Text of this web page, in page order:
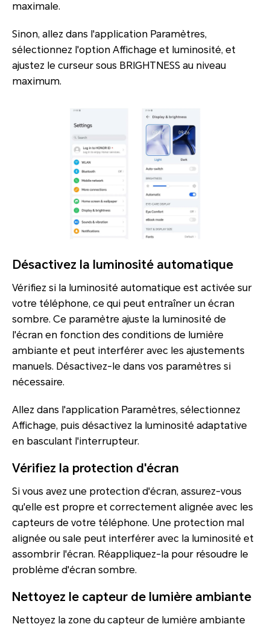
maximale.
Sinon, allez dans l'application Paramètres,
sélectionnez l'option Affichage et luminosité, et
ajustez le curseur sous BRIGHTNESS au niveau
maximum.
Désactivez la luminosité automatique
Vérifiez si la luminosité automatique est activée sur
votre téléphone, ce qui peut entraîner un écran
sombre. Ce paramètre ajuste la luminosité de
l'écran en fonction des conditions de lumière
ambiante et peut interférer avec les ajustements
manuels. Désactivez-le dans vos paramètres si
nécessaire.
Allez dans l'application Paramètres, sélectionnez
Affichage, puis désactivez la luminosité adaptative
en basculant l'interrupteur.
Vérifiez la protection d'écran
Si vous avez une protection d'écran, assurez-vous
qu'elle est propre et correctement alignée avec les
capteurs de votre téléphone. Une protection mal
alignée ou sale peut interférer avec la luminosité et
assombrir l'écran. Réappliquez-la pour résoudre le
problème d'écran sombre.
Nettoyez le capteur de lumière ambiante
Nettoyez la zone du capteur de lumière ambiante